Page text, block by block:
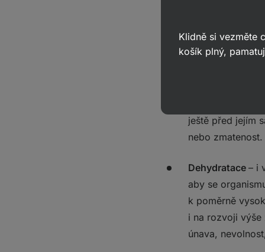
něj typické
šíje. Opět se
ještě před jejím
nebo zmatenost.
Dehydratace – i
aby se
k poměrně
i na rozvoji výše
únava,
Klidně si vezměte
košík plný,